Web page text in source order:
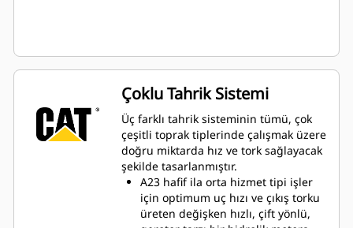
Çoklu Tahrik Sistemi
Üç farklı tahrik sisteminin tümü, çok
çeşitli toprak tiplerinde çalışmak üzere
doğru miktarda hız ve tork sağlayacak
şekilde tasarlanmıştır.
A23 hafif ila orta hizmet tipi işler
için optimum uç hızı ve çıkış torku
üreten değişken hızlı, çift yönlü,